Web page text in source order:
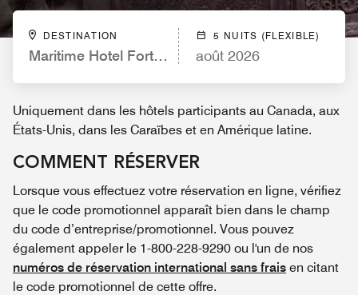
DESTINATION
Maritime Hotel Fort Lauderdale Airport &
5 NUITS (FLEXIBLE)
août 2026
Uniquement dans les hôtels participants au Canada, aux
États-Unis, dans les Caraïbes et en Amérique latine.
COMMENT RÉSERVER
Lorsque vous effectuez votre réservation en ligne, vérifiez
que le code promotionnel apparaît bien dans le champ
du code d’entreprise/promotionnel. Vous pouvez
également appeler le 1-800-228-9290 ou l'un de nos
numéros de réservation international sans frais en citant
le code promotionnel de cette offre.